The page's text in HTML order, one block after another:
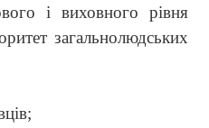
і виховного рівня
загальнолюдських